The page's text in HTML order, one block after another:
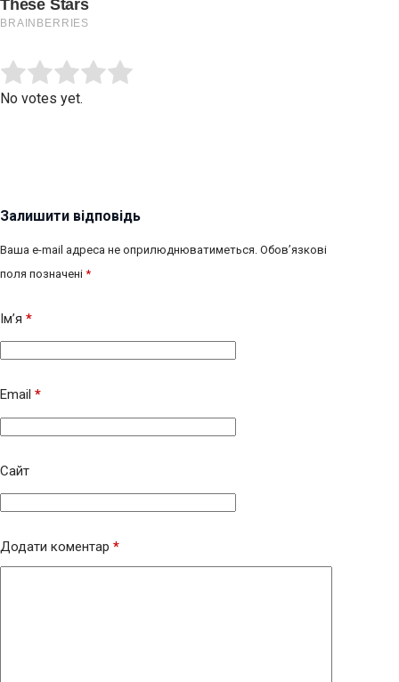
Rate this item:
No votes yet.
Залишити відповідь
Ваша e-mail адреса не оприлюднюватиметься. Обов’язкові
поля позначені *
Ім’я *
Email *
Сайт
Додати коментар *